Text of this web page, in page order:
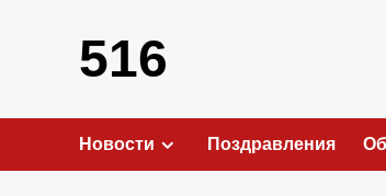
содержимому516
Новости Поздравления